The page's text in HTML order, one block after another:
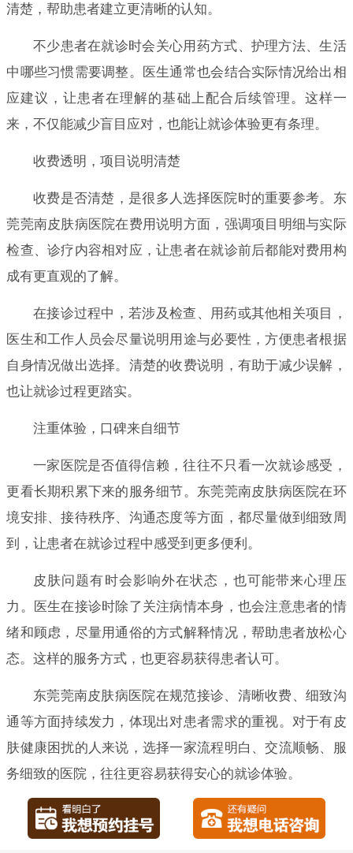
清楚，帮助患者建立更清晰的认知。
不少患者在就诊时会关心用药方式、护理方法、生活
中哪些习惯需要调整。医生通常也会结合实际情况给出相
应建议，让患者在理解的基础上配合后续管理。这样一
来，不仅能减少盲目应对，也能让就诊体验更有条理。
收费透明，项目说明清楚
收费是否清楚，是很多人选择医院时的重要参考。东
莞莞南皮肤病医院在费用说明方面，强调项目明细与实际
检查、诊疗内容相对应，让患者在就诊前后都能对费用构
成有更直观的了解。
在接诊过程中，若涉及检查、用药或其他相关项目，
医生和工作人员会尽量说明用途与必要性，方便患者根据
自身情况做出选择。清楚的收费说明，有助于减少误解，
也让就诊过程更踏实。
注重体验，口碑来自细节
一家医院是否值得信赖，往往不只看一次就诊感受，
更看长期积累下来的服务细节。东莞莞南皮肤病医院在环
境安排、接待秩序、沟通态度等方面，都尽量做到细致周
到，让患者在就诊过程中感受到更多便利。
皮肤问题有时会影响外在状态，也可能带来心理压
力。医生在接诊时除了关注病情本身，也会注意患者的情
绪和顾虑，尽量用通俗的方式解释情况，帮助患者放松心
态。这样的服务方式，也更容易获得患者认可。
东莞莞南皮肤病医院在规范接诊、清晰收费、细致沟
通等方面持续发力，体现出对患者需求的重视。对于有皮
肤健康困扰的人来说，选择一家流程明白、交流顺畅、服
务细致的医院，往往更容易获得安心的就诊体验。